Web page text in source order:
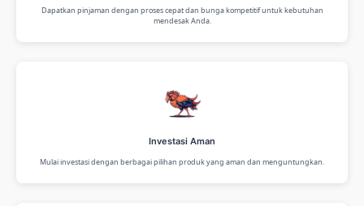
Dapatkan pinjaman dengan proses cepat dan bunga kompetitif untuk kebutuhan
mendesak Anda.
Investasi Aman
Mulai investasi dengan berbagai pilihan produk yang aman dan menguntungkan.